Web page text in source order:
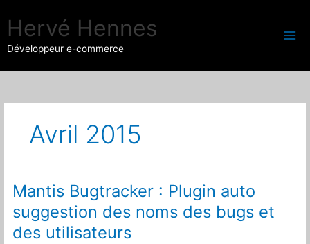
contenu
Hervé Hennes
Développeur e-commerce
Avril 2015
Mantis Bugtracker : Plugin auto
suggestion des noms des bugs et
des utilisateurs